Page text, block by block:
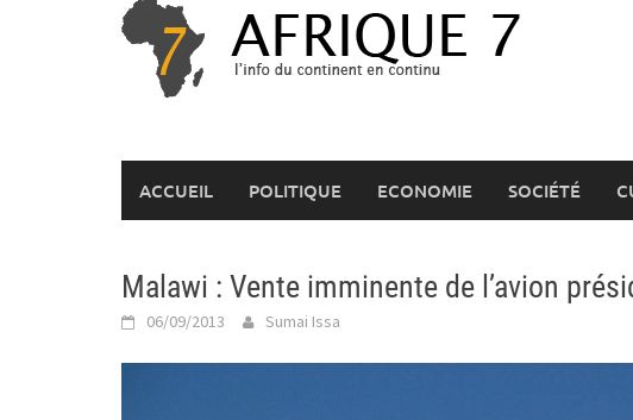
ACCUEIL POLITIQUE ECONOMIE SOCIÉTÉ
Malawi : Vente imminente de l’avion
06/09/2013 Sumai Issa